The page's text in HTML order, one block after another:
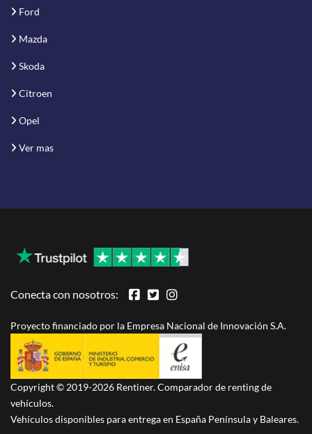
Ford
Mazda
Skoda
Citroen
Opel
Ver mas
Conecta con nosotros:
Proyecto financiado por la Empresa Nacional de Innovación S.A.
Copyright © 2019-2026 Rentiner. Comparador de renting de
vehículos.
Vehículos disponibles para entrega en España Península y Baleares.